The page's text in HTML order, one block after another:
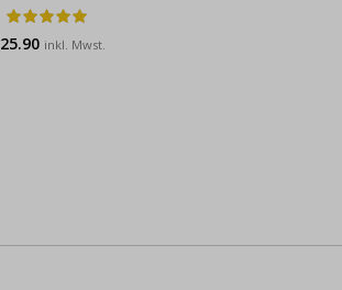
25.90 inkl. Mwst.